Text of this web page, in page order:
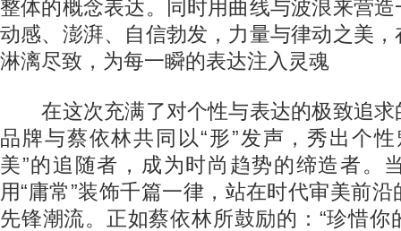
整体的概念表达。同时用曲线与波浪来营
动感、澎湃、自信勃发，力量与律动之美
淋漓尽致，为每一瞬的表达注入灵魂
在这次充满了对个性与表达的极致追求
品牌与蔡依林共同以“形”发声，秀出个
美”的追随者，成为时尚趋势的缔造者。
用“庸常”装饰千篇一律，站在时代审美前
先锋潮流。正如蔡依林所鼓励的：“珍惜你